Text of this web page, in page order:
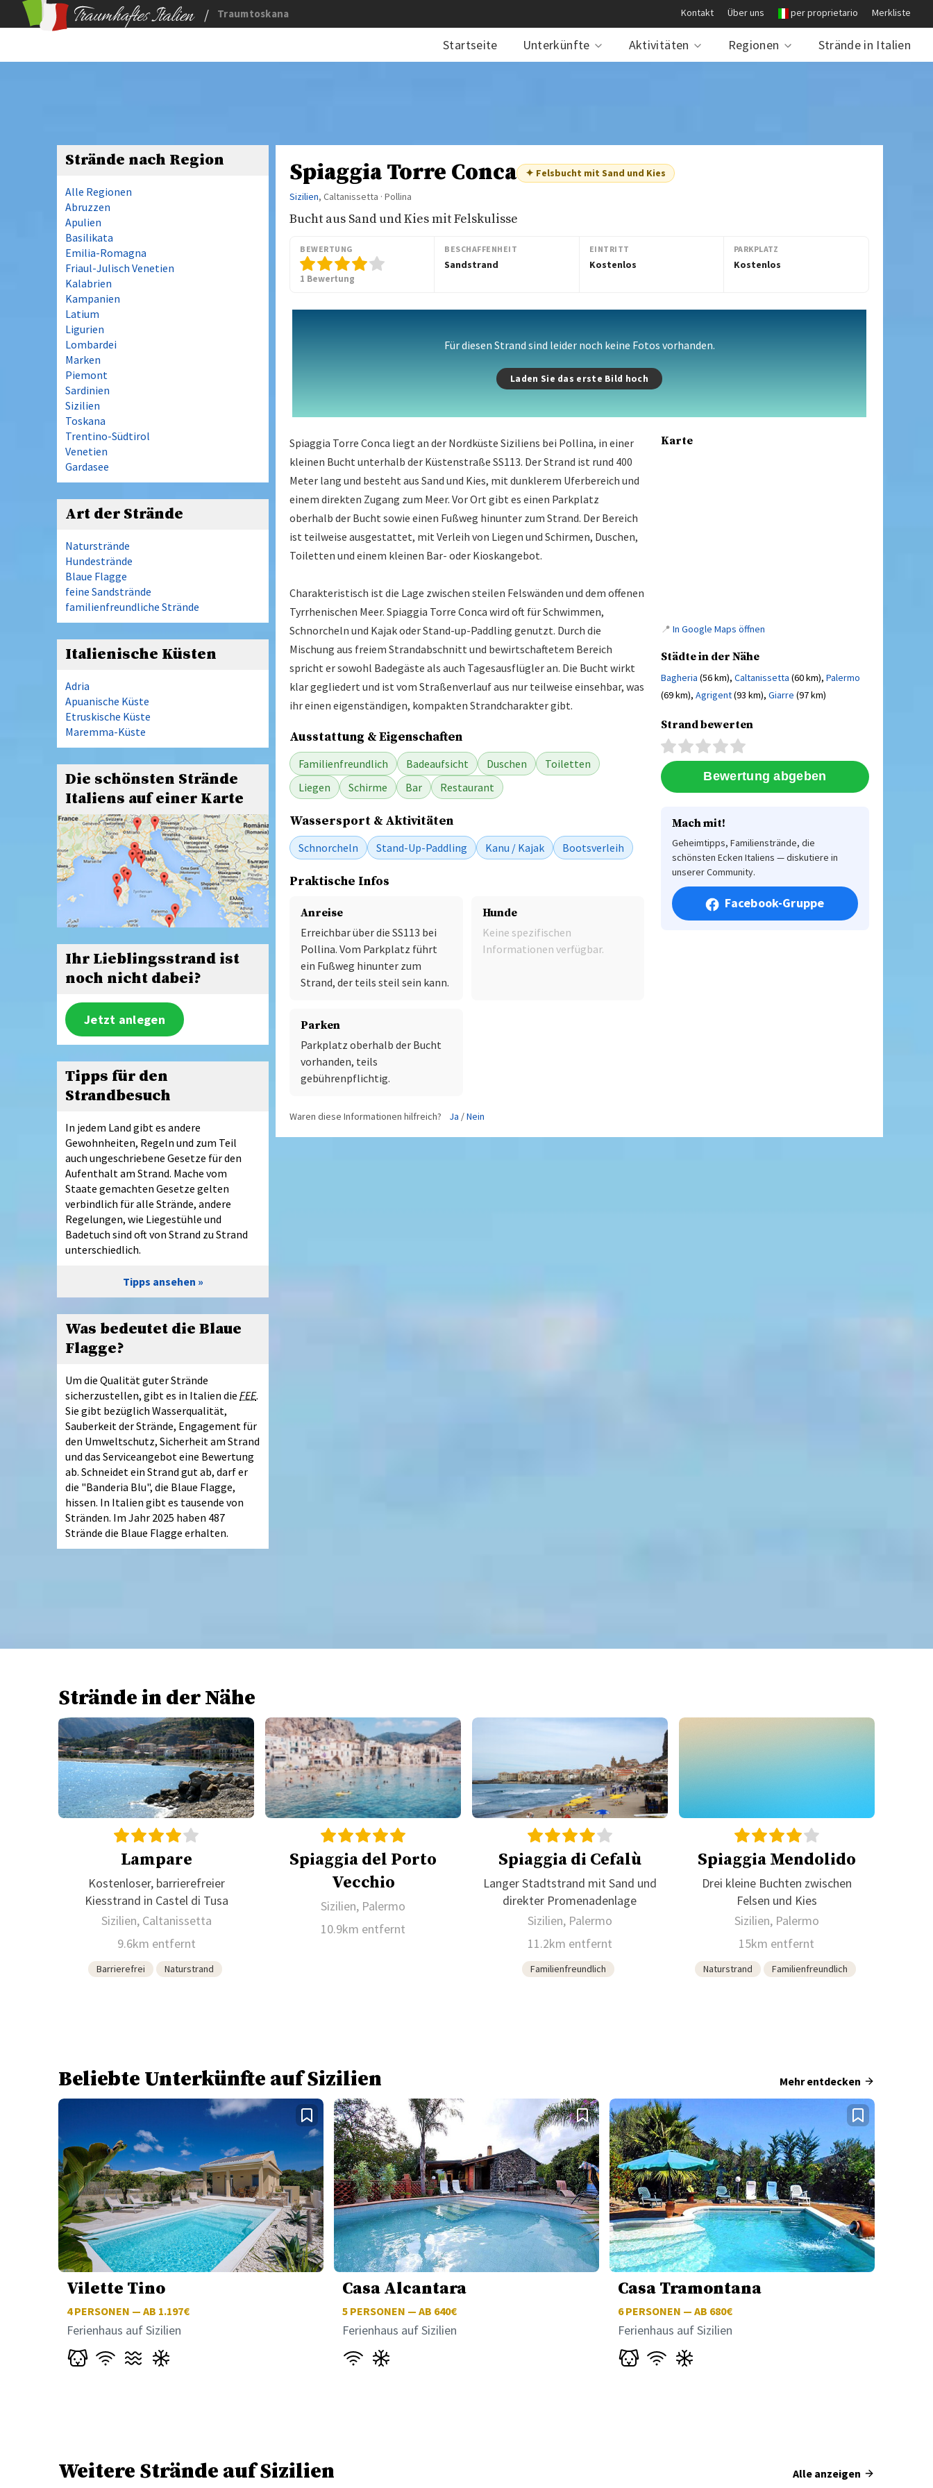
/ Traumtoskana Kontakt Über uns per proprietario Merkliste
Startseite Unterkünfte Aktivitäten Regionen Strände in Italien
Spiaggia Torre Conca
✦ Felsbucht mit Sand und Kies
Sizilien, Caltanissetta · Pollina
Bucht aus Sand und Kies mit Felskulisse
BEWERTUNG
1 Bewertung
BESCHAFFENHEIT
Sandstrand
EINTRITT
Kostenlos
PARKPLATZ
Kostenlos
Für diesen Strand sind leider noch keine Fotos vorhanden.
Laden Sie das erste Bild hoch
Spiaggia Torre Conca liegt an der Nordküste Siziliens bei Pollina, in einer
kleinen Bucht unterhalb der Küstenstraße SS113. Der Strand ist rund 400
Meter lang und besteht aus Sand und Kies, mit dunklerem Uferbereich und
einem direkten Zugang zum Meer. Vor Ort gibt es einen Parkplatz
oberhalb der Bucht sowie einen Fußweg hinunter zum Strand. Der Bereich
ist teilweise ausgestattet, mit Verleih von Liegen und Schirmen, Duschen,
Toiletten und einem kleinen Bar- oder Kioskangebot.
Charakteristisch ist die Lage zwischen steilen Felswänden und dem offenen
Tyrrhenischen Meer. Spiaggia Torre Conca wird oft für Schwimmen,
Schnorcheln und Kajak oder Stand-up-Paddling genutzt. Durch die
Mischung aus freiem Strandabschnitt und bewirtschaftetem Bereich
spricht er sowohl Badegäste als auch Tagesausflügler an. Die Bucht wirkt
klar gegliedert und ist vom Straßenverlauf aus nur teilweise einsehbar, was
ihr einen eigenständigen, kompakten Strandcharakter gibt.
Ausstattung & Eigenschaften
Familienfreundlich Badeaufsicht Duschen
Toiletten
Liegen
Schirme Bar Restaurant
Wassersport & Aktivitäten
Schnorcheln Stand-Up-Paddling Kanu / Kajak Bootsverleih
Praktische Infos
Anreise
Erreichbar über die SS113 bei
Pollina. Vom Parkplatz führt
ein Fußweg hinunter zum
Strand, der teils steil sein kann.
Hunde
Keine spezifischen
Informationen verfügbar.
Parken
Parkplatz oberhalb der Bucht
vorhanden, teils
gebührenpflichtig.
Waren diese Informationen hilfreich? Ja /Nein
Karte
📍 In Google Maps öffnen
Städte in der Nähe
Bagheria (56 km), Caltanissetta (60 km), Palermo
(69 km), Agrigent(93 km), Giarre (97 km)
Strand bewerten
Mach mit!
Geheimtipps, Familienstrände, die
schönsten Ecken Italiens — diskutiere in
unserer Community.
Facebook-Gruppe
Strände nach Region
Alle Regionen
Abruzzen
Apulien
Basilikata
Emilia-Romagna
Friaul-Julisch Venetien
Kalabrien
Kampanien
Latium
Ligurien
Lombardei
Marken
Piemont
Sardinien
Sizilien
Toskana
Trentino-Südtirol
Venetien
Gardasee
Art der Strände
Naturstrände
Hundestrände
Blaue Flagge
feine Sandstrände
familienfreundliche Strände
Italienische Küsten
Adria
Apuanische Küste
Etruskische Küste
Maremma-Küste
Die schönsten Strände
Italiens auf einer Karte
Ihr Lieblingsstrand ist
noch nicht dabei?
Jetzt anlegen
Tipps für den
Strandbesuch
In jedem Land gibt es andere
Gewohnheiten, Regeln und zum Teil
auch ungeschriebene Gesetze für den
Aufenthalt am Strand. Mache vom
Staate gemachten Gesetze gelten
verbindlich für alle Strände, andere
Regelungen, wie Liegestühle und
Badetuch sind oft von Strand zu Strand
unterschiedlich.
Tipps ansehen
Was bedeutet die Blaue
Flagge?
Um die Qualität guter Strände
sicherzustellen, gibt es in Italien die FEE.
Sie gibt bezüglich Wasserqualität,
Sauberkeit der Strände, Engagement für
den Umweltschutz, Sicherheit am Strand
und das Serviceangebot eine Bewertung
ab. Schneidet ein Strand gut ab, darf er
die "Banderia Blu", die Blaue Flagge,
hissen. In Italien gibt es tausende von
Stränden. Im Jahr 2025 haben 487
Strände die Blaue Flagge erhalten.
Strände in der Nähe
Lampare
Kostenloser, barrierefreier
Kiesstrand in Castel di Tusa
Sizilien, Caltanissetta
9.6km entfernt
Barrierefrei Naturstrand
Spiaggia del Porto
Vecchio
Sizilien, Palermo
10.9km entfernt
Spiaggia di Cefalù
Langer Stadtstrand mit Sand und
direkter Promenadenlage
Sizilien, Palermo
11.2km entfernt
Familienfreundlich
Spiaggia Mendolido
Drei kleine Buchten zwischen
Felsen und Kies
Sizilien, Palermo
15km entfernt
Naturstrand Familienfreundlich
Beliebte Unterkünfte auf Sizilien Mehr entdecken
Vilette Tino
4PERSONEN — AB 1.197€
Ferienhaus auf Sizilien
Casa Alcantara
5PERSONEN — AB 640€
Ferienhaus auf Sizilien
Casa Tramontana
6PERSONEN — AB 680€
Ferienhaus auf Sizilien
Weitere Strände auf Sizilien Alle anzeigen